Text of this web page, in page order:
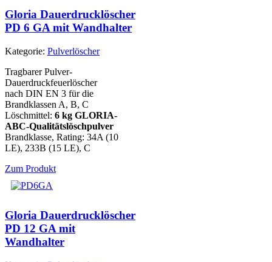
Gloria Dauerdrucklöscher
PD 6 GA mit Wandhalter
Kategorie: Pulverlöscher
Tragbarer Pulver-
Dauerdruckfeuerlöscher
nach DIN EN 3 für die
Brandklassen A, B, C
Löschmittel: 6 kg GLORIA-
ABC-Qualitätslöschpulver
Brandklasse, Rating: 34A (10
LE), 233B (15 LE), C
Zum Produkt
Gloria Dauerdrucklöscher
PD 12 GA mit
Wandhalter